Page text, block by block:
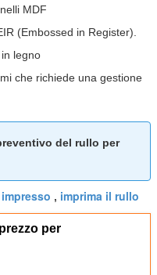
MDF
(Embossed in Register).
legno
che richiede una gestione
del rullo per
, imprima il rullo
per